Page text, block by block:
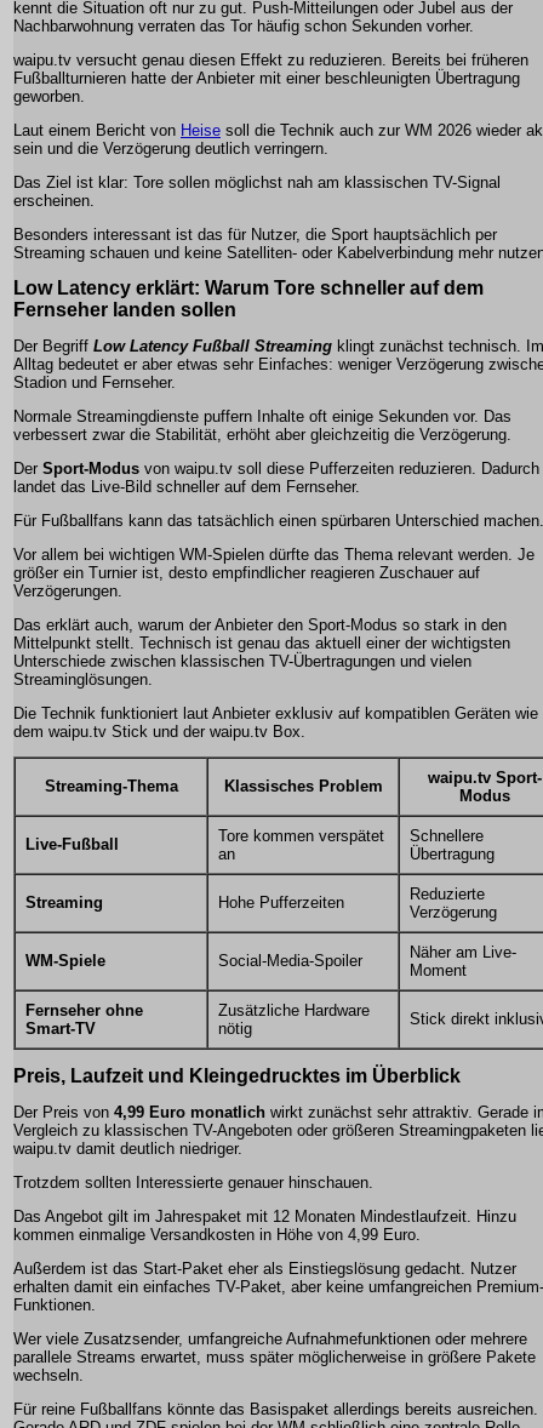
kennt die Situation oft nur zu gut. Push-Mitteilungen oder Jubel aus der
Nachbarwohnung verraten das Tor häufig schon Sekunden vorher.
waipu.tv versucht genau diesen Effekt zu reduzieren. Bereits bei früheren
Fußballturnieren hatte der Anbieter mit einer beschleunigten Übertragung
geworben.
Laut einem Bericht von Heise soll die Technik auch zur WM 2026 wieder
sein und die Verzögerung deutlich verringern.
Das Ziel ist klar: Tore sollen möglichst nah am klassischen TV-Signal
erscheinen.
Besonders interessant ist das für Nutzer, die Sport hauptsächlich per
Streaming schauen und keine Satelliten- oder Kabelverbindung mehr
Low Latency erklärt: Warum Tore schneller auf dem
Fernseher landen sollen
Der Begriff Low Latency Fußball Streaming klingt zunächst technisch. Im
Alltag bedeutet er aber etwas sehr Einfaches: weniger Verzögerung
Stadion und Fernseher.
Normale Streamingdienste puffern Inhalte oft einige Sekunden vor. Das
verbessert zwar die Stabilität, erhöht aber gleichzeitig die Verzögerung.
Der Sport-Modus von waipu.tv soll diese Pufferzeiten reduzieren. Dadurch
landet das Live-Bild schneller auf dem Fernseher.
Für Fußballfans kann das tatsächlich einen spürbaren Unterschied machen.
Vor allem bei wichtigen WM-Spielen dürfte das Thema relevant werden. Je
größer ein Turnier ist, desto empfindlicher reagieren Zuschauer auf
Verzögerungen.
Das erklärt auch, warum der Anbieter den Sport-Modus so stark in den
Mittelpunkt stellt. Technisch ist genau das aktuell einer der wichtigsten
Unterschiede zwischen klassischen TV-Übertragungen und vielen
Streaminglösungen.
Die Technik funktioniert laut Anbieter exklusiv auf kompatiblen Geräten wie
dem waipu.tv Stick und der waipu.tv Box.
Streaming-Thema Klassisches Problem
waipu.tv Sport-
Modus
Live-Fußball
Tore kommen verspätet
an
Schnellere
Übertragung
Streaming Hohe Pufferzeiten
Reduzierte
Verzögerung
WM-Spiele Social-Media-Spoiler
Näher am Live-
Moment
Fernseher ohne
Smart-TV
Zusätzliche Hardware
nötig
Stick direkt
Preis, Laufzeit und Kleingedrucktes im Überblick
Der Preis von 4,99 Euro monatlich wirkt zunächst sehr attraktiv. Gerade
Vergleich zu klassischen TV-Angeboten oder größeren Streamingpaketen
waipu.tv damit deutlich niedriger.
Trotzdem sollten Interessierte genauer hinschauen.
Das Angebot gilt im Jahrespaket mit 12 Monaten Mindestlaufzeit. Hinzu
kommen einmalige Versandkosten in Höhe von 4,99 Euro.
Außerdem ist das Start-Paket eher als Einstiegslösung gedacht. Nutzer
erhalten damit ein einfaches TV-Paket, aber keine umfangreichen Premium-
Funktionen.
Wer viele Zusatzsender, umfangreiche Aufnahmefunktionen oder mehrere
parallele Streams erwartet, muss später möglicherweise in größere Pakete
wechseln.
Für reine Fußballfans könnte das Basispaket allerdings bereits ausreichen.